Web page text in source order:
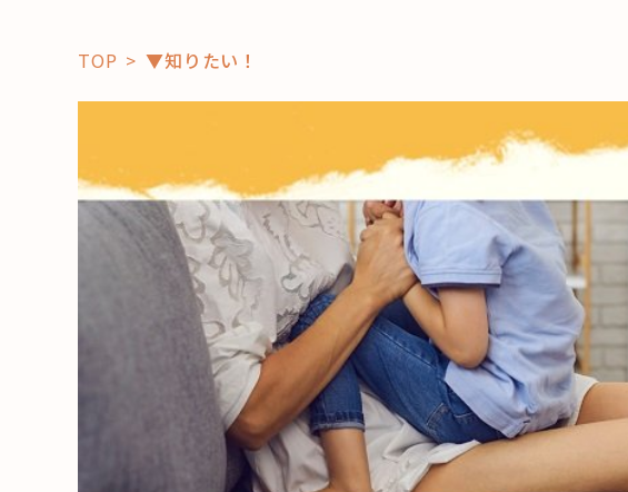
「コト」
子育て
暮らし
おすすめ
スポット
学び・教育
「場」
TOP ▼知りたい！